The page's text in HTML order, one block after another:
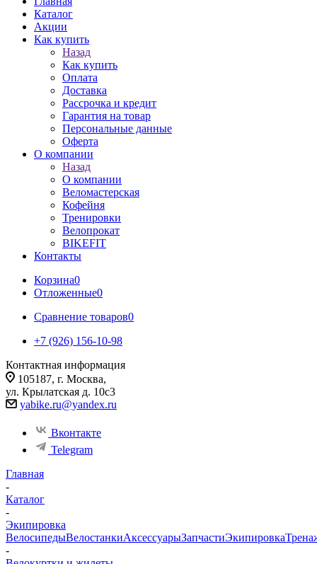
Каталог
Акции
Как купить
Назад
Как купить
Оплата
Доставка
Рассрочка и кредит
Гарантия на товар
Персональные данные
Оферта
О компании
Назад
О компании
Веломастерская
Кофейня
Тренировки
Велопрокат
BIKEFIT
Контакты
Корзина0
Отложенные0
Сравнение товаров0
+7 (926) 156-10-98
Контактная информация
105187, г. Москва,
ул. Крылатская д. 10с3
yabike.ru@yandex.ru
Вконтакте
Telegram
Главная
-
Каталог
-
Экипировка
ВелосипедыВелостанкиАксессуарыЗапчастиЭкипировка
-